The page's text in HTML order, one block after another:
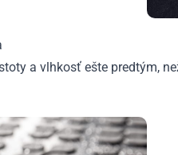
a vlhkosť ešte predtým,